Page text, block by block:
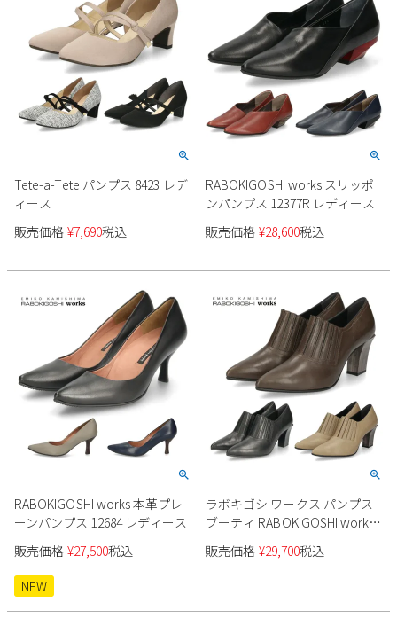
Tete-a-Tete パンプス 8423 レデ
ィース
販売価格 ¥7,690税込
RABOKIGOSHI works スリッポ
ンパンプス 12377R レディース
販売価格 ¥28,600税込
RABOKIGOSHI works 本革プレ
ーンパンプス 12684 レディース
販売価格 ¥27,500税込
NEW
ラボキゴシ ワークス パンプス
ブーティ RABOKIGOSHI works
レディース 12792 靴 ポインテッ
ドトウ 7cm 本革 日本製
販売価格 ¥29,700税込